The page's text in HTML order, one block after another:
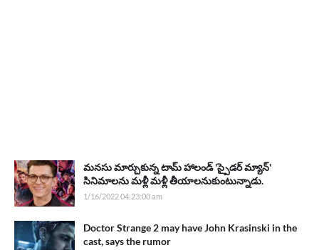
మనసు మార్చుకున్న టామ్ హాలండ్ 'స్పైడర్ మ్యాన్'
సినిమాలను మళ్లీ మళ్లీ తీయాలనుకుంటున్నాడు.
1/16/2022 04:23:00 am
Doctor Strange 2 may have John Krasinski in the
cast, says the rumor